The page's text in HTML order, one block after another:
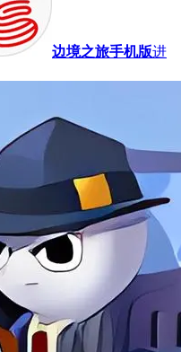
边境之旅手机版进